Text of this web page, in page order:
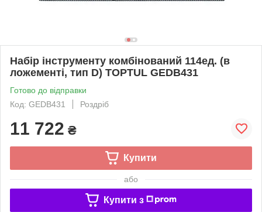
Набір інструменту комбінований 114ед. (в
ложементі, тип D) TOPTUL GEDB431
Готово до відправки
Код: GEDB431
Роздріб
11 722 ₴
Купити
або
Купити з